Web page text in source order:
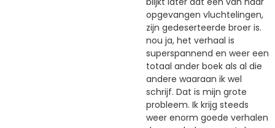
opgevangen vluchtelingen,
zijn gedeserteerde broer is.
nou ja, het verhaal is
superspannend en weer een
totaal ander boek als al die
andere waaraan ik wel
schrijf. Dat is mijn grote
probleem. Ik krijg steeds
weer enorm goede verhalen